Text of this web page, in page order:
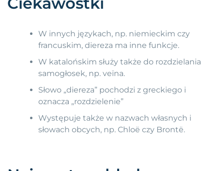
W innych językach, np. niemieckim czy
francuskim, diereza ma inne funkcje.
W katalońskim służy także do rozdzielania
samogłosek, np. veïna.
Słowo „diereza” pochodzi z greckiego i
oznacza „rozdzielenie”
Występuje także w nazwach własnych i
słowach obcych, np. Chloë czy Brontë.